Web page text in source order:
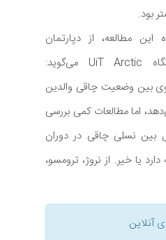
بود.
مطالعه، از دپارتمان
پزشکی اجتماعی دانشگاه UiT Arctic می‌گوید:
بین وضعیت چاقی والدین
اما مطالعات کمی بررسی
بین نسلی چاقی در دوران
یا خیر. از نروژ، ترومسو،
آنلاین